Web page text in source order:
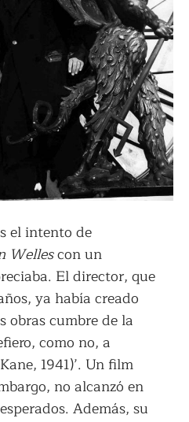
el intento de
Wellescon un
El director, que
ya había creado
obras cumbre de la
como no, a
1941)’. Un film
no alcanzó en
Además, su